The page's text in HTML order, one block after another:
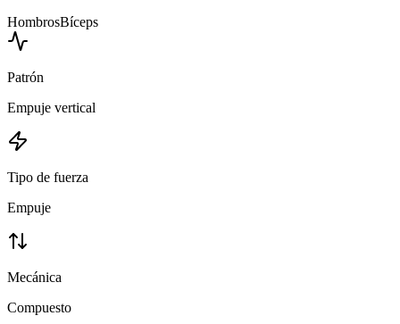
HombrosBíceps
Patrón
Empuje vertical
Tipo de fuerza
Empuje
Mecánica
Compuesto